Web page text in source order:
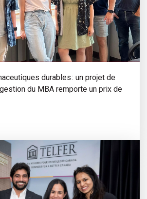
durables : un projet de
du MBA remporte un prix de